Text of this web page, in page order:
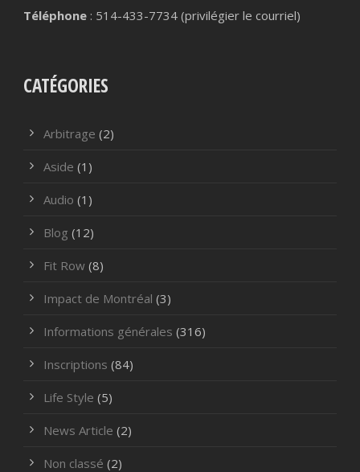
Téléphone : 514-433-7734 (privilégier le courriel)
CATÉGORIES
Arbitrage (2)
Aside (1)
Audio (1)
Blog (12)
Fit Row (8)
Impact de Montréal (3)
Informations générales (316)
Inscriptions (84)
Life Style (5)
News Article (2)
Non classé (2)